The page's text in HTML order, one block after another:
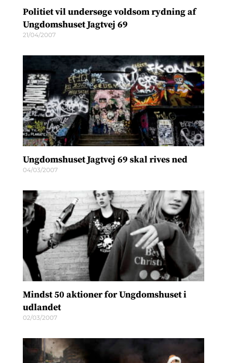
Politiet vil undersøge voldsom rydning af
Ungdomshuset Jagtvej 69
21/04/2007
Ungdomshuset Jagtvej 69 skal rives ned
04/03/2007
Mindst 50 aktioner for Ungdomshuset i
udlandet
02/03/2007